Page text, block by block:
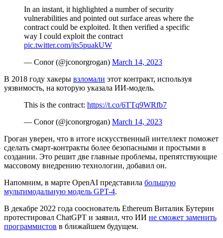
In an instant, it highlighted a number of security
vulnerabilities and pointed out surface areas where the
contract could be exploited. It then verified a specific
way I could exploit the contract
pic.twitter.com/its5puakUW
— Conor (@jconorgrogan) March 14, 2023
В 2018 году хакеры взломали этот контракт, используя
уязвимость, на которую указала ИИ-модель.
This is the contract: https://t.co/6TTq9WRfb7
— Conor (@jconorgrogan) March 14, 2023
Гроган уверен, что в итоге искусственный интеллект поможет
сделать смарт-контракты более безопасными и простыми в
создании. Это решит две главные проблемы, препятствующие
массовому внедрению технологии, добавил он.
Напомним, в марте OpenAI представила большую
мультимодальную модель GPT-4.
В декабре 2022 года сооснователь Ethereum Виталик Бутерин
протестировал ChatGPT и заявил, что ИИ не сможет заменить
программистов в ближайшем будущем.